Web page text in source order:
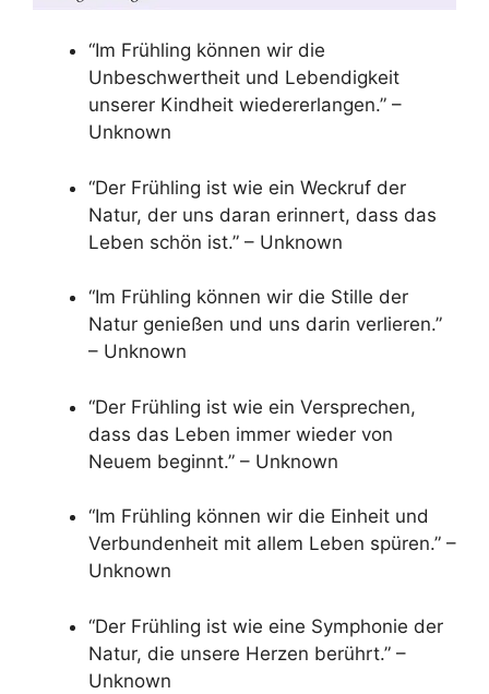
“Im Frühling können wir die
Unbeschwertheit und Lebendigkeit
unserer Kindheit wiedererlangen.” –
Unknown
“Der Frühling ist wie ein Weckruf der
Natur, der uns daran erinnert, dass das
Leben schön ist.” – Unknown
“Im Frühling können wir die Stille der
Natur genießen und uns darin verlieren.”
– Unknown
“Der Frühling ist wie ein Versprechen,
dass das Leben immer wieder von
Neuem beginnt.” – Unknown
“Im Frühling können wir die Einheit und
Verbundenheit mit allem Leben spüren.” –
Unknown
“Der Frühling ist wie eine Symphonie der
Natur, die unsere Herzen berührt.” –
Unknown